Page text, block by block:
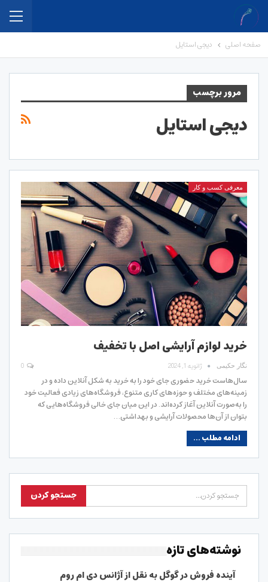
صفحه اصلی دیجی استایل
مرور برچسب
دیجی استایل
معرفی کسب و کار
خرید لوازم آرایشی اصل با تخفیف
نگار حکیمی ژانویه 1, 2024
سال‌هاست خرید حضوری جای خود را به خرید به شکل آنلاین داده و در
زمینه‌های مختلف و حوزه‌های کاری متنوع، فروشگاه‌های زیادی فعالیت خود
را به‌صورت آنلاین آغاز کرده‌اند. در این میان جای خالی فروشگاه‌هایی که
بتوان از آن‌ها محصولات آرایشی و بهداشتی…
ادامه مطلب ...
نوشته‌های تازه
آینده فروش در گوگل به نقل از آژانس دی ام روم